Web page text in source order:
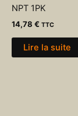
NPT 1PK
14,78 € TTC
Lire la suite